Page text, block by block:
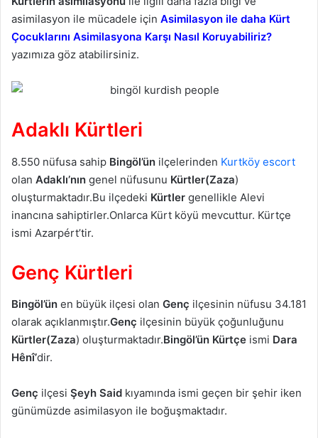
asimilasyon ile mücadele için Asimilasyon ile daha Kürt
Çocuklarını Asimilasyona Karşı Nasıl Koruyabiliriz?
yazımıza göz atabilirsiniz.
Adaklı Kürtleri
8.550 nüfusa sahip Bingöl’ün ilçelerinden Kurtköy escort
olan Adaklı’nın genel nüfusunu Kürtler(Zaza)
oluşturmaktadır.Bu ilçedeki Kürtler genellikle Alevi
inancına sahiptirler.Onlarca Kürt köyü mevcuttur. Kürtçe
ismi Azarpért’tir.
Genç Kürtleri
Bingöl’ün en büyük ilçesi olan Genç ilçesinin nüfusu 34.181
olarak açıklanmıştır.Genç ilçesinin büyük çoğunluğunu
Kürtler(Zaza) oluşturmaktadır.Bingöl’ün Kürtçe ismi Dara
Hênî’dir.
Genç ilçesi Şeyh Said kıyamında ismi geçen bir şehir iken
günümüzde asimilasyon ile boğuşmaktadır.